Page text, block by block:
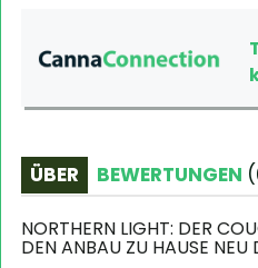
ÜBER BEWERTUNGEN (
NORTHERN LIGHT: DER
DEN ANBAU ZU HAUSE NEU